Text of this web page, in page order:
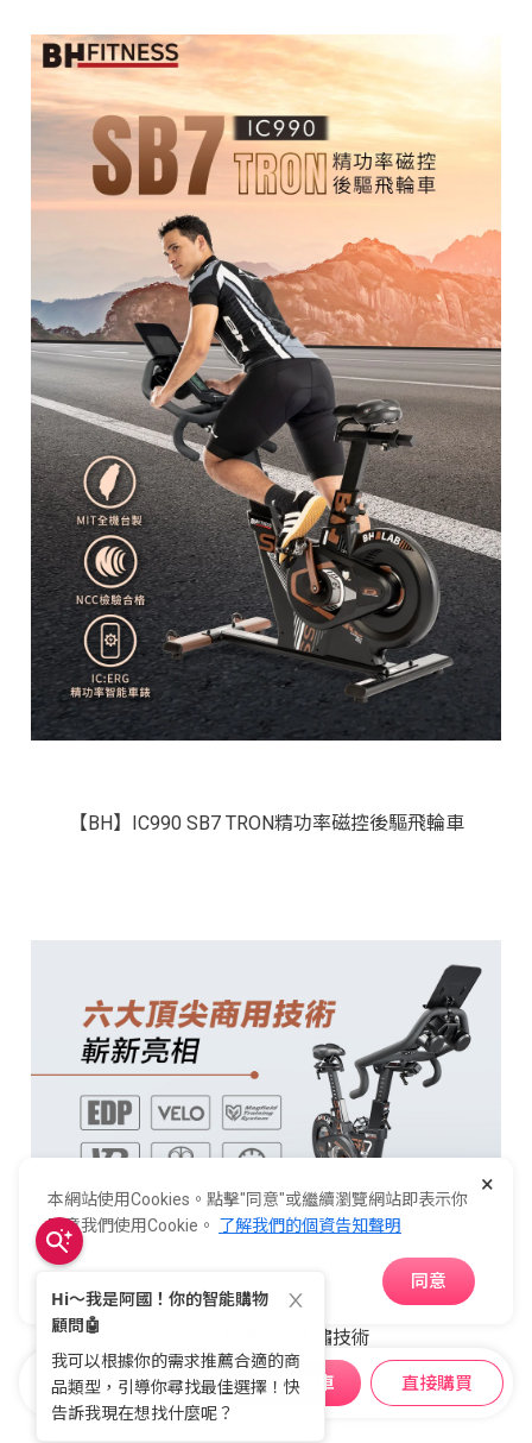
【BH】IC990 SB7 TRON精功率磁控後驅飛輪車
EDP高級商用防鏽技術
．國際大廠 充氣座墊椅
購物車 收藏
加入購物車 直接購買
×
本網站使用Cookies。點擊"同意"或繼續瀏覽網站即表示你
同意我們使用Cookie。 了解我們的個資告知聲明
同意